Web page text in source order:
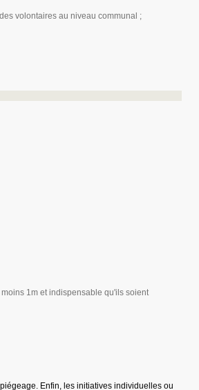
volontaires au niveau communal ;
1m et indispensable qu'ils soient
Enfin, les initiatives individuelles ou